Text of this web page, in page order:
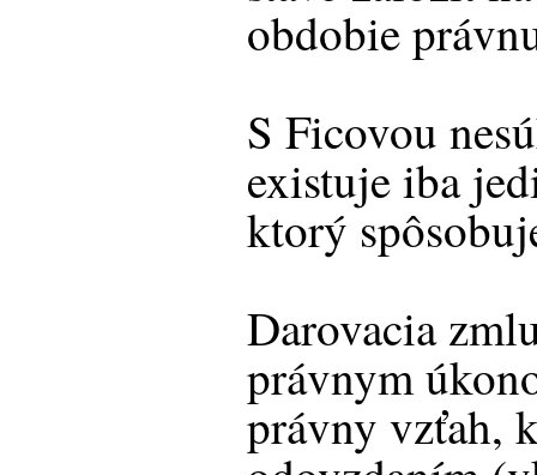
obdobie
S Ficovou
existuje iba
ktorý
Darovacia
právnym
právny vzťah,